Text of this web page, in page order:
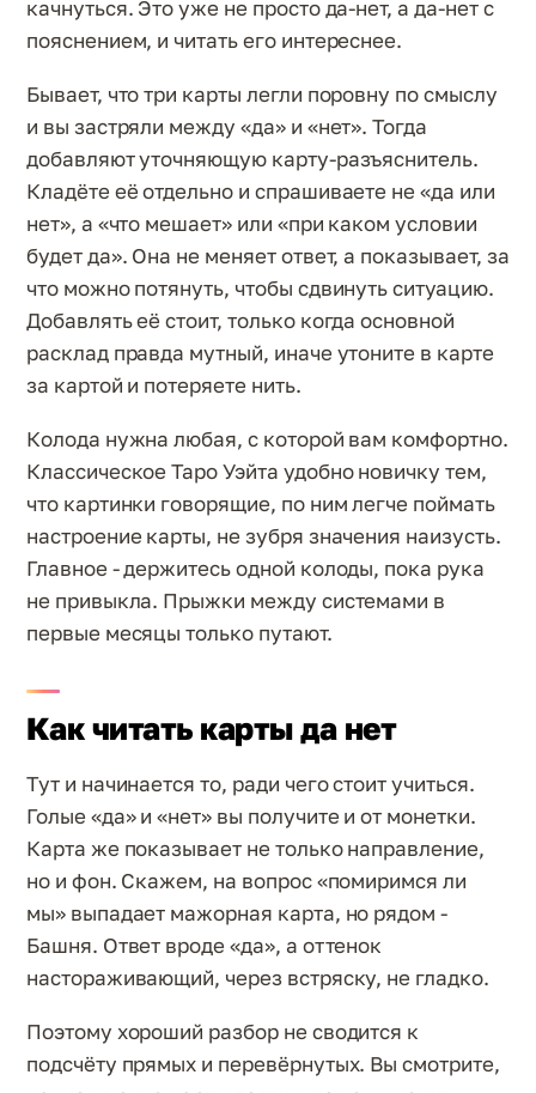
качнуться. Это уже не просто да-нет, а да-нет с
пояснением, и читать его интереснее.
Бывает, что три карты легли поровну по смыслу
и вы застряли между «да» и «нет». Тогда
добавляют уточняющую карту-разъяснитель.
Кладёте её отдельно и спрашиваете не «да или
нет», а «что мешает» или «при каком условии
будет да». Она не меняет ответ, а показывает, за
что можно потянуть, чтобы сдвинуть ситуацию.
Добавлять её стоит, только когда основной
расклад правда мутный, иначе утоните в карте
за картой и потеряете нить.
Колода нужна любая, с которой вам комфортно.
Классическое Таро Уэйта удобно новичку тем,
что картинки говорящие, по ним легче поймать
настроение карты, не зубря значения наизусть.
Главное - держитесь одной колоды, пока рука
не привыкла. Прыжки между системами в
первые месяцы только путают.
Как читать карты да нет
Тут и начинается то, ради чего стоит учиться.
Голые «да» и «нет» вы получите и от монетки.
Карта же показывает не только направление,
но и фон. Скажем, на вопрос «помиримся ли
мы» выпадает мажорная карта, но рядом -
Башня. Ответ вроде «да», а оттенок
настораживающий, через встряску, не гладко.
Поэтому хороший разбор не сводится к
подсчёту прямых и перевёрнутых. Вы смотрите,